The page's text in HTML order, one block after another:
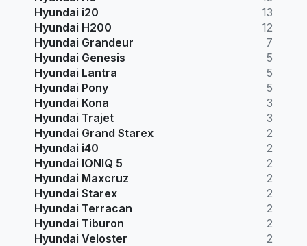
Hyundai i20
13
Hyundai H200
12
Hyundai Grandeur
7
Hyundai Genesis
5
Hyundai Lantra
5
Hyundai Pony
5
Hyundai Kona
3
Hyundai Trajet
3
Hyundai Grand Starex
2
Hyundai i40
2
Hyundai IONIQ 5
2
Hyundai Maxcruz
2
Hyundai Starex
2
Hyundai Terracan
2
Hyundai Tiburon
2
Hyundai Veloster
2